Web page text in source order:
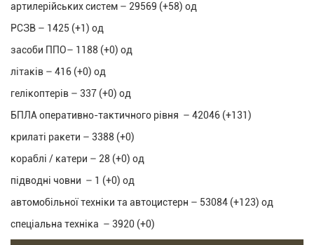
артилерійських систем – 29569 (+58) од
РСЗВ – 1425 (+1) од
засоби ППО– 1188 (+0) од
літаків – 416 (+0) од
гелікоптерів – 337 (+0) од
БПЛА оперативно-тактичного рівня – 42046 (+131)
крилаті ракети – 3388 (+0)
кораблі / катери – 28 (+0) од
підводні човни – 1 (+0) од
автомобільної техніки та автоцистерн – 53084 (+123) од
спеціальна техніка – 3920 (+0)